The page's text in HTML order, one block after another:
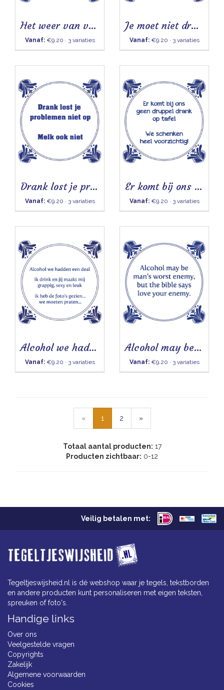
Het weer van vanavond
Vanaf:€9.20 · 3 variaties
Je moet niet dronken
Vanaf:€9.20 · 3 variaties
Drank lost je problemen niet op - Tegeltje
Vanaf:€9.20 · 3 variaties
Er komt bij ons geen druppel drank op tafel
Vanaf:€9.20 · 3 variaties
Alcohol we hadden een deal
Vanaf:€9.20 · 3 variaties
Alcohol may be man's worst enemy
Vanaf:€9.20 · 3 variaties
« 1 2 »
Totaal aantal producten: 17
Producten zichtbaar: 0-12
Veilig betalen met:
Tegeltjeswijsheid.nl is dé webshop waar je tegels, tekstborden
en andere producten kunt personaliseren met eigen teksten,
spreuken of foto's.
Handige links
Over ons
Veelgestelde vragen
Copyrights
Zakelijk
Algemene voorwaarden
Cookies